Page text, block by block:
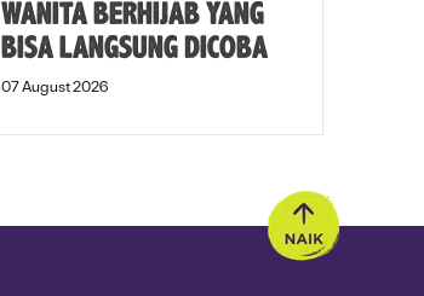
WANITA BERHIJAB YANG
BISA LANGSUNG DICOBA
07 August 2026